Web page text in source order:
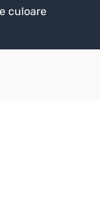
culoare